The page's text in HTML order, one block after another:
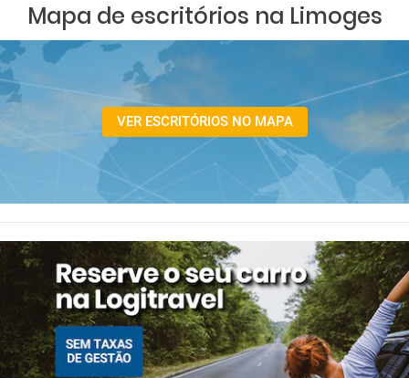
Mapa de escritórios na Limoges
VER ESCRITÓRIOS NO MAPA